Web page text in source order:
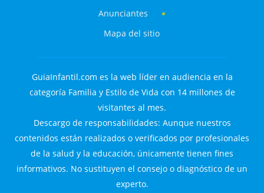
Anunciantes
Mapa del sitio
GuiaInfantil.com es la web líder en audiencia en la
categoría Familia y Estilo de Vida con 14 millones de
visitantes al mes.
Descargo de responsabilidades: Aunque nuestros
contenidos están realizados o verificados por profesionales
de la salud y la educación, únicamente tienen fines
informativos. No sustituyen el consejo o diagnóstico de un
experto.